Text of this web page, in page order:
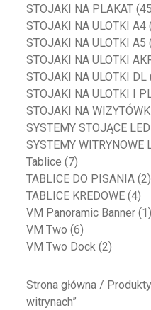
STOJAKI NA PLAKAT
STOJAKI NA ULOTKI A4
STOJAKI NA ULOTKI A5
STOJAKI NA ULOTKI
STOJAKI NA ULOTKI DL
STOJAKI NA ULOTKI I
STOJAKI NA WIZYTÓWKI
SYSTEMY STOJĄCE LED
SYSTEMY WITRYNOWE
Tablice (7)
TABLICE DO PISANIA (2)
TABLICE KREDOWE (4)
VM Panoramic Banner (1)
VM Two (6)
VM Two Dock (2)
Strona główna /
witrynach”